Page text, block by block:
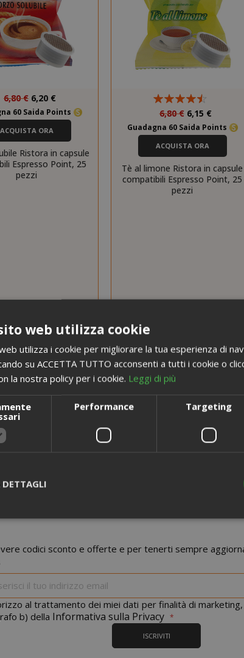
6,80 € Prezzo
speciale
6,20 €
60 Saida Points
ACQUISTA ORA
Ristora in capsule
Espresso Point, 25
pezzi
6,80 € Prezzo
speciale
6,15 €
Guadagna 60 Saida Points
ACQUISTA ORA
Tè al limone Ristora in capsule
compatibili Espresso Point, 25
pezzi
Registrati alla Newsletter più gustosa del
codici sconto e offerte e per tenerti sempre
nostra
newsletter:
al trattamento dei miei dati per finalità di
b) della Informativa sulla Privacy
ISCRIVITI
web utilizza cookie
utilizza i cookie per migliorare la tua esperienza di
su ACCETTA TUTTO acconsenti a tutti i cookie o
la nostra policy per i cookie. Leggi di più
Performance Targeting
Strettamente necessari
necessari consentono le funzionalità principali del
la gestione dell'account. Il sito web non può essere
PROVIDER / DOMINIO
Google LLC
.google.com